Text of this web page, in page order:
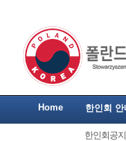
Home 한인회 안
한인회공지